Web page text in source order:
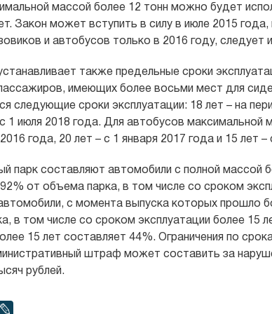
массой более 12 тонн можно будет
Закон может вступить в силу в июле 2015
и автобусов только в 2016 году, следует
также предельные сроки
имеющих более восьми мест для
следующие сроки эксплуатации: 18 лет – на
1 июля 2018 года. Для автобусов максимальной
года, 20 лет – с 1 января 2017 года и 15 лет –
парк составляют автомобили с полной массой
от объема парка, в том числе со сроком
с момента выпуска которых прошло
в том числе со сроком эксплуатации более 15
15 лет составляет 44%. Ограничения по
штраф может составить за
рублей.